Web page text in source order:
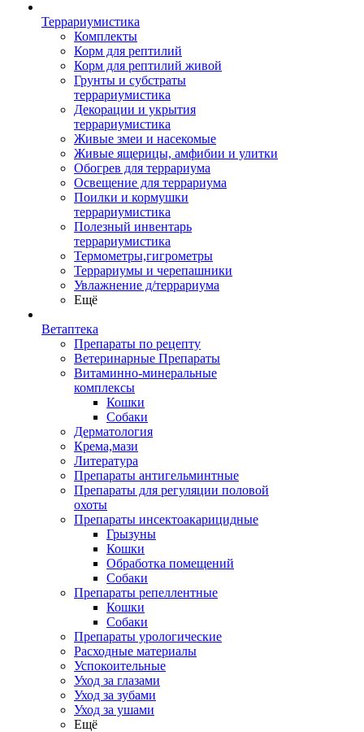
Террариумистика
Комплекты
Корм для рептилий
Корм для рептилий живой
Грунты и субстраты
террариумистика
Декорации и укрытия
террариумистика
Живые змеи и насекомые
Живые ящерицы, амфибии и улитки
Обогрев для террариума
Освещение для террариума
Поилки и кормушки
террариумистика
Полезный инвентарь
террариумистика
Термометры,гигрометры
Террариумы и черепашники
Увлажнение д/террариума
Ещё
Ветаптека
Препараты по рецепту
Ветеринарные Препараты
Витаминно-минеральные
комплексы
Кошки
Собаки
Дерматология
Крема,мази
Литература
Препараты антигельминтные
Препараты для регуляции половой
охоты
Препараты инсектоакарицидные
Грызуны
Кошки
Обработка помещений
Собаки
Препараты репеллентные
Кошки
Собаки
Препараты урологические
Расходные материалы
Успокоительные
Уход за глазами
Уход за зубами
Уход за ушами
Ещё